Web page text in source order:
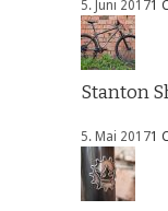
5. Juni 20171
Stanton
5. Mai 20171